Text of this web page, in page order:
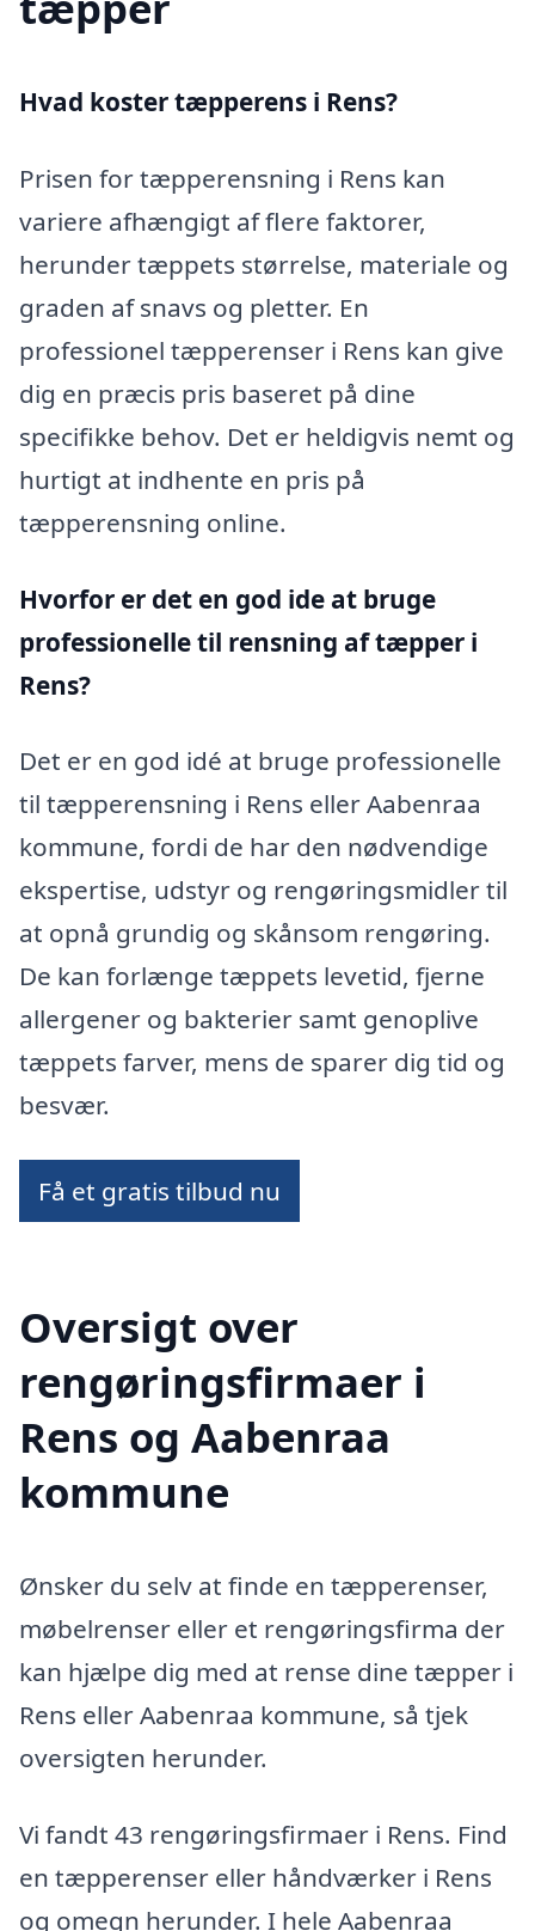
Hvad koster tæpperens i Rens?
Prisen for tæpperensning i Rens kan
variere afhængigt af flere faktorer,
herunder tæppets størrelse, materiale og
graden af snavs og pletter. En
professionel tæpperenser i Rens kan give
dig en præcis pris baseret på dine
specifikke behov. Det er heldigvis nemt og
hurtigt at indhente en pris på
tæpperensning online.
Hvorfor er det en god ide at bruge
professionelle til rensning af tæpper i
Rens?
Det er en god idé at bruge professionelle
til tæpperensning i Rens eller Aabenraa
kommune, fordi de har den nødvendige
ekspertise, udstyr og rengøringsmidler til
at opnå grundig og skånsom rengøring.
De kan forlænge tæppets levetid, fjerne
allergener og bakterier samt genoplive
tæppets farver, mens de sparer dig tid og
besvær.
Få et gratis tilbud nu
Oversigt over
rengøringsfirmaer i
Rens og Aabenraa
kommune
Ønsker du selv at finde en tæpperenser,
møbelrenser eller et rengøringsfirma der
kan hjælpe dig med at rense dine tæpper i
Rens eller Aabenraa kommune, så tjek
oversigten herunder.
Vi fandt 43 rengøringsfirmaer i Rens. Find
en tæpperenser eller håndværker i Rens
og omegn herunder. I hele Aabenraa